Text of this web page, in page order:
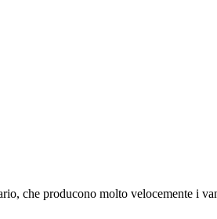
che producono molto velocemente i